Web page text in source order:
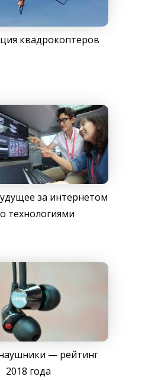
квадрокоптеров
за интернетом
технологиями
— рейтинг
2018 года